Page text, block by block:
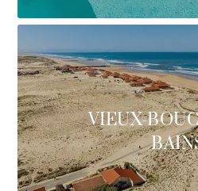
VIEUX-